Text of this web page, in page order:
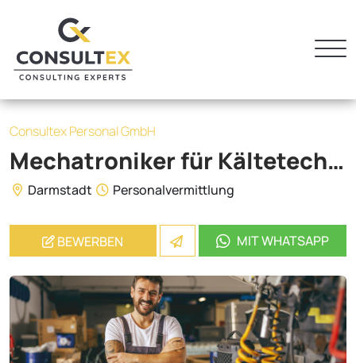
Consultex Personal GmbH
Mechatroniker für Kältetechnik (m/w/d)
Darmstadt Personalvermittlung
BEWERBEN MIT WHATSAPP